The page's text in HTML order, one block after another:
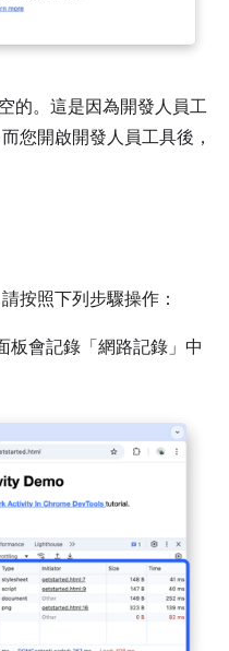
的。這是因為開發人員工
您開啟開發人員工具後，
按照下列步驟操作：
板會記錄「網路記錄」 中